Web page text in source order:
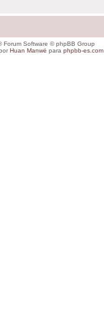
Forum Software © phpBB Group
Huan Manwë para phpbb-es.com